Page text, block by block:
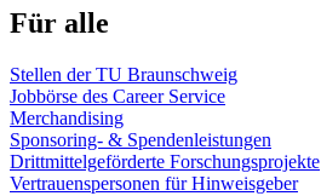
Für alle
Stellen der TU Braunschweig
Jobbörse des Career Service
Merchandising
Sponsoring- & Spendenleistungen
Drittmittelgeförderte Forschungsprojekte
Vertrauenspersonen für Hinweisgeber